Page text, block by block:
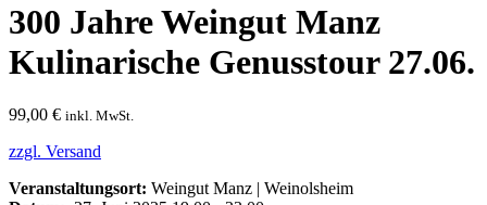
300 Jahre Weingut Manz
Kulinarische Genusstour 27.06.
99,00 € inkl. MwSt.
zzgl. Versand
Veranstaltungsort: Weingut Manz | Weinolsheim